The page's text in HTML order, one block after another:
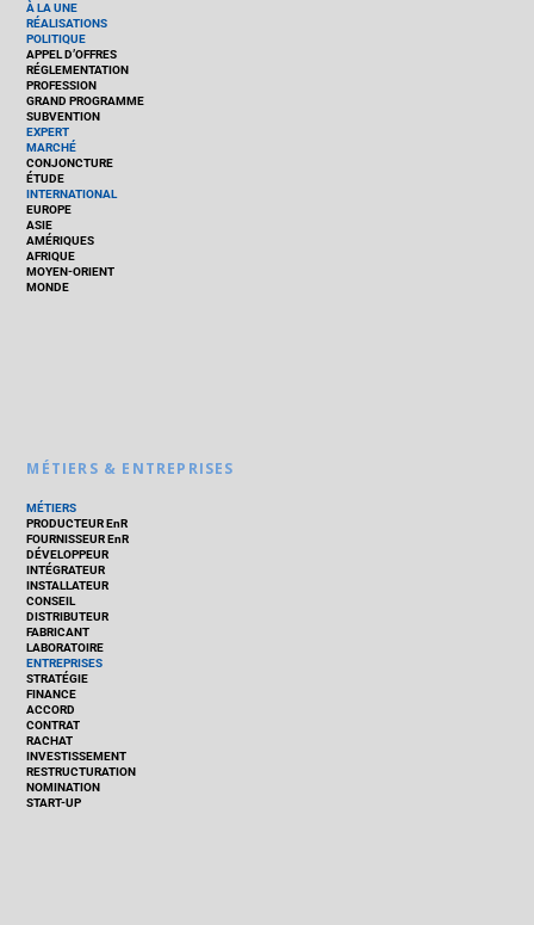
À LA UNE
RÉALISATIONS
POLITIQUE
APPEL D’OFFRES
RÉGLEMENTATION
PROFESSION
GRAND PROGRAMME
SUBVENTION
EXPERT
MARCHÉ
CONJONCTURE
ÉTUDE
INTERNATIONAL
EUROPE
ASIE
AMÉRIQUES
AFRIQUE
MOYEN-ORIENT
MONDE
MÉTIERS & ENTREPRISES
MÉTIERS
PRODUCTEUR EnR
FOURNISSEUR EnR
DÉVELOPPEUR
INTÉGRATEUR
INSTALLATEUR
CONSEIL
DISTRIBUTEUR
FABRICANT
LABORATOIRE
ENTREPRISES
STRATÉGIE
FINANCE
ACCORD
CONTRAT
RACHAT
INVESTISSEMENT
RESTRUCTURATION
NOMINATION
START-UP